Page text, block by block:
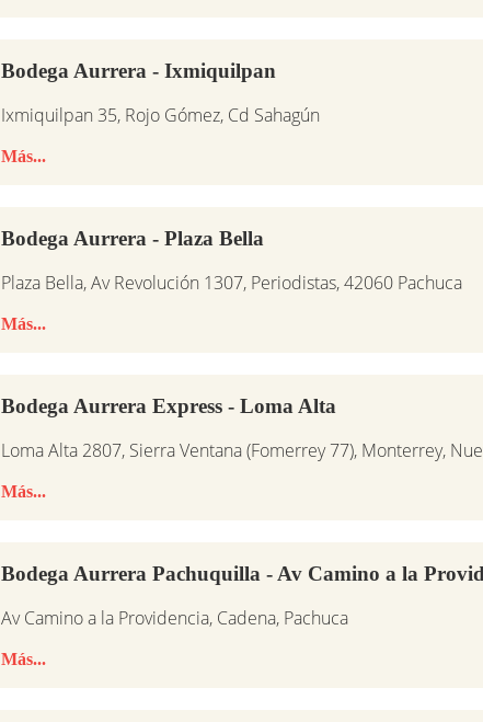
Bodega Aurrera - Ixmiquilpan
Ixmiquilpan 35, Rojo Gómez, Cd Sahagún
Más...
Bodega Aurrera - Plaza Bella
Plaza Bella, Av Revolución 1307, Periodistas, 42060 Pachuca
Más...
Bodega Aurrera Express - Loma Alta
Loma Alta 2807, Sierra Ventana (Fomerrey 77), Monterrey,
Más...
Bodega Aurrera Pachuquilla - Av Camino a la
Av Camino a la Providencia, Cadena, Pachuca
Más...